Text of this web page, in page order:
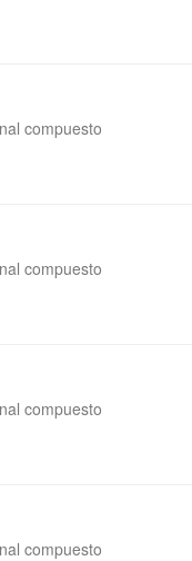
compuesto
compuesto
compuesto
compuesto